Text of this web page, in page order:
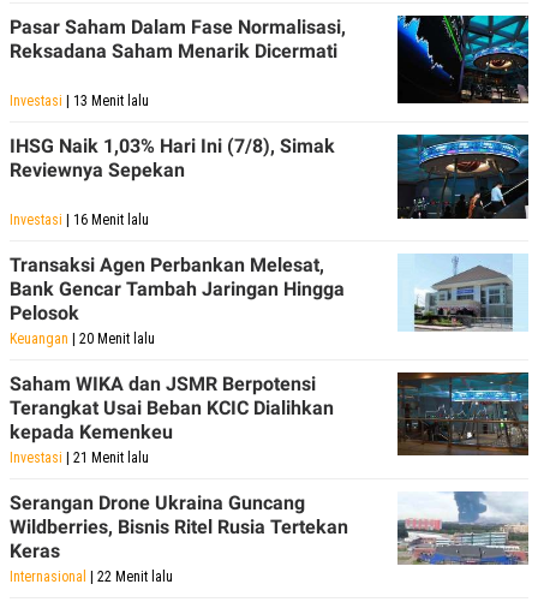
Pasar Saham Dalam Fase Normalisasi,
Reksadana Saham Menarik Dicermati
Investasi | 13 Menit lalu
IHSG Naik 1,03% Hari Ini (7/8), Simak
Reviewnya Sepekan
Investasi | 16 Menit lalu
Transaksi Agen Perbankan Melesat,
Bank Gencar Tambah Jaringan Hingga
Pelosok
Keuangan | 20 Menit lalu
Saham WIKA dan JSMR Berpotensi
Terangkat Usai Beban KCIC Dialihkan
kepada Kemenkeu
Investasi | 21 Menit lalu
Serangan Drone Ukraina Guncang
Wildberries, Bisnis Ritel Rusia Tertekan
Keras
Internasional | 22 Menit lalu